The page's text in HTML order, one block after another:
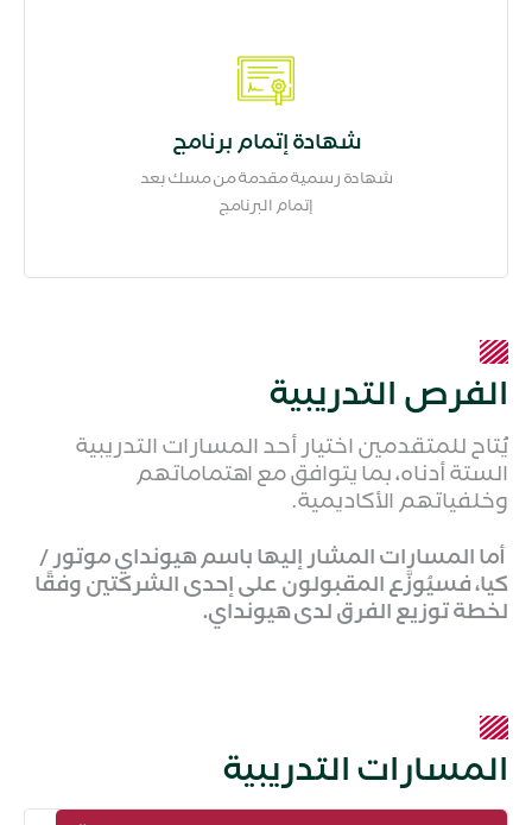
شهادة إتمام برنامج
شهادة رسمية مقدمة من مسك بعد
إتمام البرنامج
الفرص التدريبية
يُتاح للمتقدمين اختيار أحد المسارات التدريبية
الستة أدناه، بما يتوافق مع اهتماماتهم
وخلفياتهم الأكاديمية.
أما المسارات المشار إليها باسم هيونداي موتور /
كيا، فسيُوزَّع المقبولون على إحدى الشركتين وفقًا
لخطة توزيع الفرق لدى هيونداي.
المسارات التدريبية